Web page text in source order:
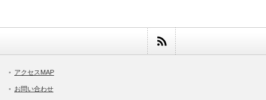
アクセスMAP
お問い合わせ